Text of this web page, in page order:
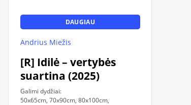
DAUGIAU
Andrius Miežis
[R] Idilė – vertybės
suartina (2025)
Galimi dydžiai:
50x65cm, 70x90cm, 80x100cm,